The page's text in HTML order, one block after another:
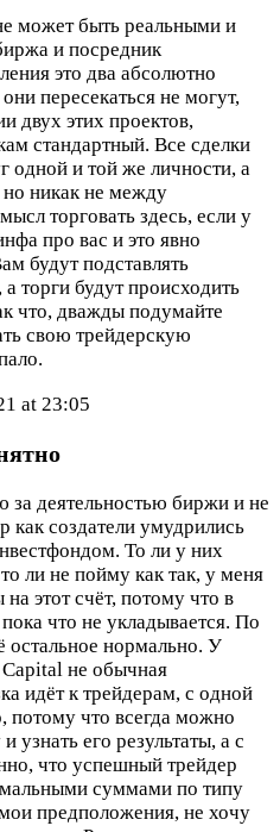
может быть реальными и
и посредник
это два абсолютно
пересекаться не могут,
двух этих проектов,
стандартный. Все сделки
одной и той же личности, а
никак не между
торговать здесь, если у
про вас и это явно
будут подставлять
торги будут происходить
что, дважды подумайте
свою трейдерскую
at 23:05
деятельностью биржи и не
как создатели умудрились
То ли у них
ли не пойму как так, у меня
этот счёт, потому что в
что не укладывается. По
остальное нормально. У
не обычная
идёт к трейдерам, с одной
потому что всегда можно
узнать его результаты, а с
что успешный трейдер
суммами по типу
предположения, не хочу